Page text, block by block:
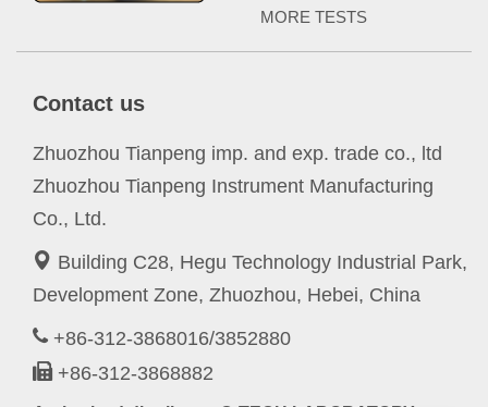
MORE TESTS
Contact us
Zhuozhou Tianpeng imp. and exp. trade co., ltd
Zhuozhou Tianpeng Instrument Manufacturing
Co., Ltd.
Building C28, Hegu Technology Industrial Park,
Development Zone, Zhuozhou, Hebei, China
+86-312-3868016/3852880
+86-312-3868882